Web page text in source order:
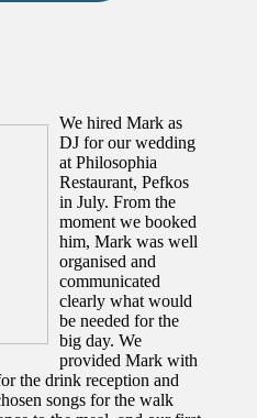
We hired Mark as
DJ for our wedding
at Philosophia
Restaurant, Pefkos
in July. From the
moment we booked
him, Mark was well
organised and
communicated
clearly what would
be needed for the
big day. We
provided Mark with
the drink reception and
songs for the walk